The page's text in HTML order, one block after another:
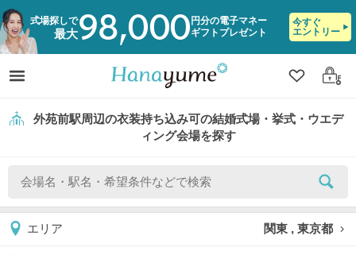
式場探しで
最大98,000 円分の電子マネー
ギフトプレゼント
今すぐ
エントリー
クリップ
ログ
外苑前駅周辺の衣装持ち込み可の結婚式場・挙式・ウエデ
ィング会場を探す
エリア 関東 , 東京都